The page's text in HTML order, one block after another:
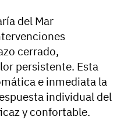
del Mar
cerrado,
persistente. Esta
e inmediata la
individual del
y confortable.